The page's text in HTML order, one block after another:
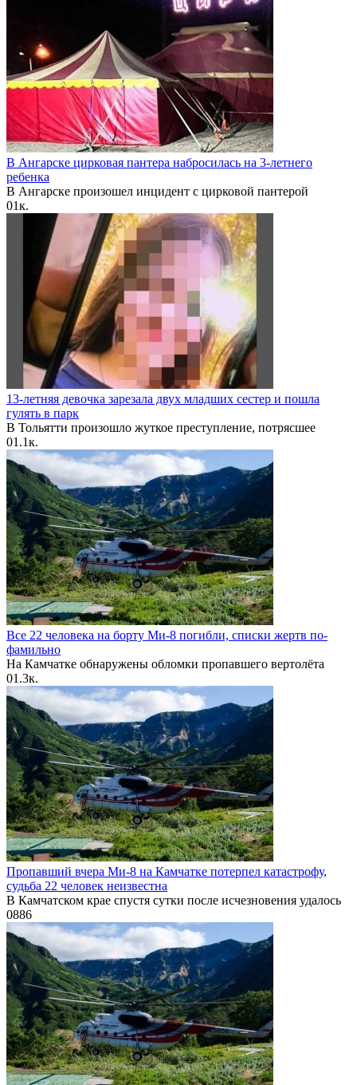
В Ангарске цирковая пантера набросилась на 3-летнего
ребенка
В Ангарске произошел инцидент с цирковой пантерой
01к.
13-летняя девочка зарезала двух младших сестер и пошла
гулять в парк
В Тольятти произошло жуткое преступление, потрясшее
01.1к.
Все 22 человека на борту Ми-8 погибли, списки жертв по-
фамильно
На Камчатке обнаружены обломки пропавшего вертолёта
01.3к.
Пропавший вчера Ми-8 на Камчатке потерпел катастрофу,
судьба 22 человек неизвестна
В Камчатском крае спустя сутки после исчезновения удалось
0886